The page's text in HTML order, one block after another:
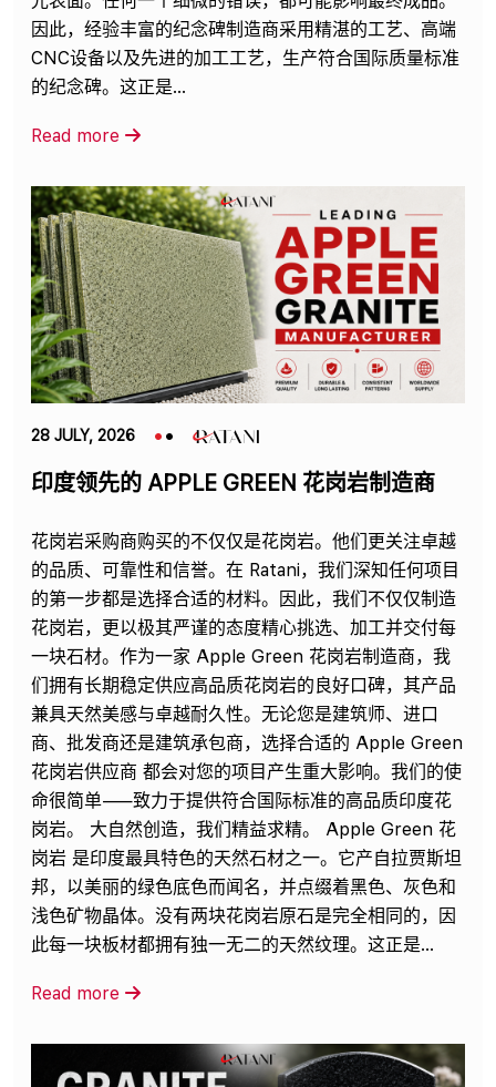
因此，经验丰富的纪念碑制造商采用精湛的工艺、高端
CNC设备以及先进的加工工艺，生产符合国际质量标准
的纪念碑。这正是...
Read more
28 JULY, 2026
印度领先的 APPLE GREEN 花岗岩制造商
花岗岩采购商购买的不仅仅是花岗岩。他们更关注卓越
的品质、可靠性和信誉。在 Ratani，我们深知任何项目
的第一步都是选择合适的材料。因此，我们不仅仅制造
花岗岩，更以极其严谨的态度精心挑选、加工并交付每
一块石材。作为一家 Apple Green 花岗岩制造商，我
们拥有长期稳定供应高品质花岗岩的良好口碑，其产品
兼具天然美感与卓越耐久性。无论您是建筑师、进口
商、批发商还是建筑承包商，选择合适的 Apple Green
花岗岩供应商 都会对您的项目产生重大影响。我们的使
命很简单——致力于提供符合国际标准的高品质印度花
岗岩。 大自然创造，我们精益求精。 Apple Green 花
岗岩 是印度最具特色的天然石材之一。它产自拉贾斯坦
邦，以美丽的绿色底色而闻名，并点缀着黑色、灰色和
浅色矿物晶体。没有两块花岗岩原石是完全相同的，因
此每一块板材都拥有独一无二的天然纹理。这正是...
Read more